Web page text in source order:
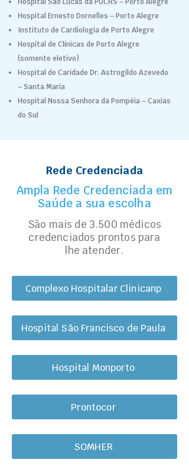
Hospital Ernesto Dornelles – Porto Alegre
Instituto de Cardiologia de Porto Alegre
Hospital de Clínicas de Porto Alegre
(somente eletivo)
Hospital de Caridade Dr. Astrogildo Azevedo
– Santa Maria
Hospital Nossa Senhora da Pompéia – Caxias
do Sul
Rede Credenciada
Ampla Rede Credenciada em
Saúde a sua escolha
São mais de 3.500 médicos
credenciados prontos para
lhe atender.
Complexo Hospitalar Clinicanp
Hospital São Francisco de Paula
Hospital Monporto
Prontocor
SOMHER